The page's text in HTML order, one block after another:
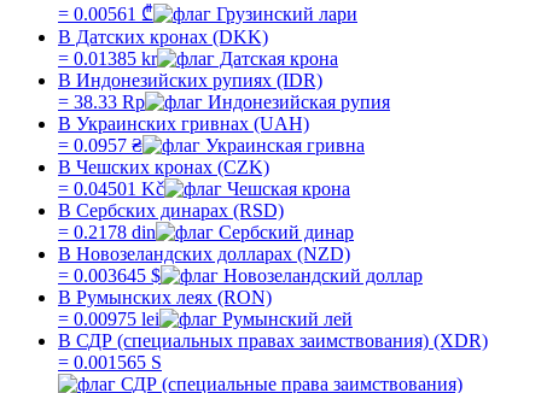
= 0.00561 ₾
В Датских кронах (DKK)
= 0.01385 kr
В Индонезийских рупиях (IDR)
= 38.33 Rp
В Украинских гривнах (UAH)
= 0.0957 ₴
В Чешских кронах (CZK)
= 0.04501 Kč
В Сербских динарах (RSD)
= 0.2178 din
В Новозеландских долларах (NZD)
= 0.003645 $
В Румынских леях (RON)
= 0.00975 lei
В СДР (специальных правах заимствования) (XDR)
= 0.001565 S